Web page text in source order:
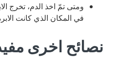
ومتى تمّ اخذ الدم، تخرج
في المكان الذي كانت
نصائح اخرى